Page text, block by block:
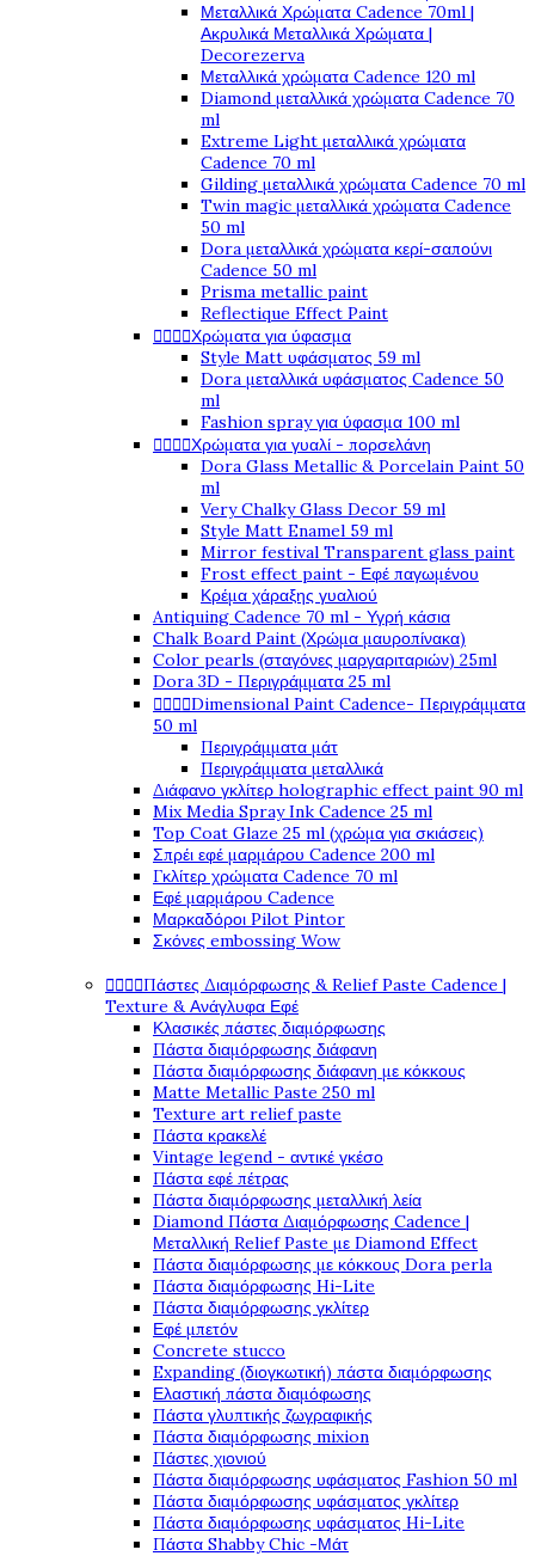
Μεταλλικά Χρώματα Cadence 70ml |
Ακρυλικά Μεταλλικά Χρώματα |
Decorezerva
Μεταλλικά χρώματα Cadence 120 ml
Diamond μεταλλικά χρώματα Cadence 70
ml
Extreme Light μεταλλικά χρώματα
Cadence 70 ml
Gilding μεταλλικά χρώματα Cadence 70 ml
Twin magic μεταλλικά χρώματα Cadence
50 ml
Dora μεταλλικά χρώματα κερί-σαπούνι
Cadence 50 ml
Prisma metallic paint
Reflectique Effect Paint
Χρώματα για ύφασμα
Style Matt υφάσματος 59 ml
Dora μεταλλικά υφάσματος Cadence 50
ml
Fashion spray για ύφασμα 100 ml
Χρώματα για γυαλί - πορσελάνη
Dora Glass Metallic & Porcelain Paint 50
ml
Very Chalky Glass Decor 59 ml
Style Matt Enamel 59 ml
Mirror festival Transparent glass paint
Frost effect paint - Εφέ παγωμένου
Κρέμα χάραξης γυαλιού
Antiquing Cadence 70 ml - Υγρή κάσια
Chalk Board Paint (Χρώμα μαυροπίνακα)
Color pearls (σταγόνες μαργαριταριών) 25ml
Dora 3D - Περιγράμματα 25 ml
Dimensional Paint Cadence- Περιγράμματα
50 ml
Περιγράμματα μάτ
Περιγράμματα μεταλλικά
Διάφανο γκλίτερ holographic effect paint 90 ml
Mix Media Spray Ink Cadence 25 ml
Top Coat Glaze 25 ml (χρώμα για σκιάσεις)
Σπρέι εφέ μαρμάρου Cadence 200 ml
Γκλίτερ χρώματα Cadence 70 ml
Εφέ μαρμάρου Cadence
Μαρκαδόροι Pilot Pintor
Σκόνες embossing Wow
Πάστες Διαμόρφωσης & Relief Paste Cadence |
Texture & Ανάγλυφα Εφέ
Κλασικές πάστες διαμόρφωσης
Πάστα διαμόρφωσης διάφανη
Πάστα διαμόρφωσης διάφανη με κόκκους
Matte Metallic Paste 250 ml
Texture art relief paste
Πάστα κρακελέ
Vintage legend - αντικέ γκέσο
Πάστα εφέ πέτρας
Πάστα διαμόρφωσης μεταλλική λεία
Diamond Πάστα Διαμόρφωσης Cadence |
Μεταλλική Relief Paste με Diamond Effect
Πάστα διαμόρφωσης με κόκκους Dora perla
Πάστα διαμόρφωσης Hi-Lite
Πάστα διαμόρφωσης γκλίτερ
Εφέ μπετόν
Concrete stucco
Expanding (διογκωτική) πάστα διαμόρφωσης
Ελαστική πάστα διαμόφωσης
Πάστα γλυπτικής ζωγραφικής
Πάστα διαμόρφωσης mixion
Πάστες χιονιού
Πάστα διαμόρφωσης υφάσματος Fashion 50 ml
Πάστα διαμόρφωσης υφάσματος γκλίτερ
Πάστα διαμόρφωσης υφάσματος Hi-Lite
Πάστα Shabby Chic -Μάτ